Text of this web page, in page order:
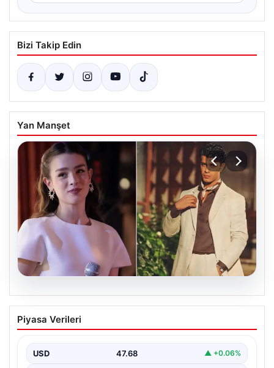
Bizi Takip Edin
Yan Manşet
‘Yeraltı’ dizisinde şok olay! Babası suç
duyurusunda bulundu: ‘Kızımla reşit
Piyasa Verileri
USD 47.68 ▲ +0.06%